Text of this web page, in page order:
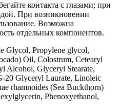
контакта с глазами; при
При возникновении
Возможна
отдельных компонентов.
Glycol, Propylene glycol,
Oil, Colostrum, Cetearyl
Alcohol, Glyceryl Stearate,
20 Glyceryl Laurate, Linoleic
rhamnoides (Sea Buckthorn)
Phenoxyethanol,